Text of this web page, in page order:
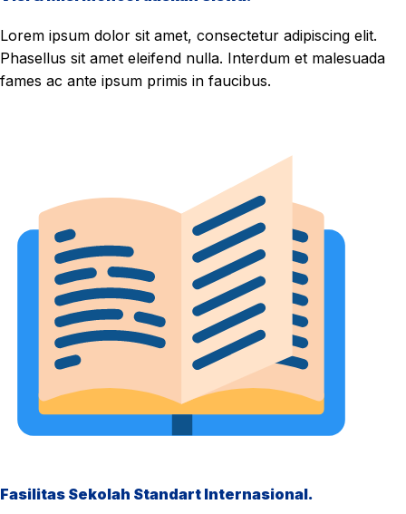
Lorem ipsum dolor sit amet, consectetur adipiscing elit.
Phasellus sit amet eleifend nulla. Interdum et malesuada
fames ac ante ipsum primis in faucibus.
Fasilitas Sekolah Standart Internasional.